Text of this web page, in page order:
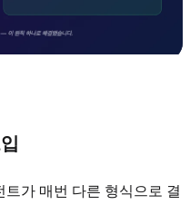
가 매번 다른 형식으로 결